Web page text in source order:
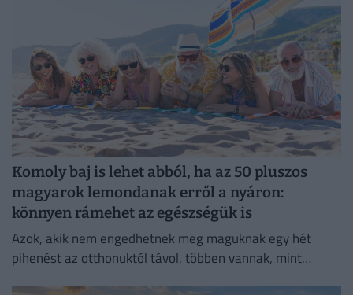
Komoly baj is lehet abból, ha az 50 pluszos
magyarok lemondanak erről a nyáron:
könnyen rámehet az egészségük is
Azok, akik nem engedhetnek meg maguknak egy hét
pihenést az otthonuktól távol, többen vannak, mint